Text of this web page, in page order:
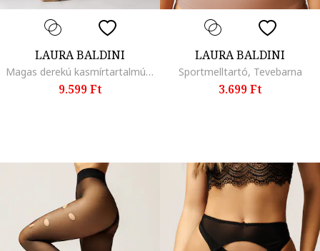
LAURA BALDINI
Magas derekú kasmírtartalmú harisnya - 100 DEN, Melange világosbarna
9.599 Ft
LAURA BALDINI
Sportmelltartó, Tevebarna
3.699 Ft